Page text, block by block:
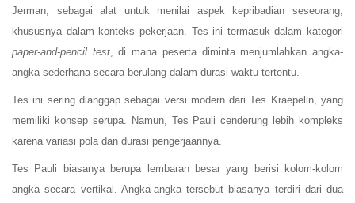
Jerman, sebagai alat untuk menilai aspek kepribadian seseorang,
khususnya dalam konteks pekerjaan. Tes ini termasuk dalam kategori
paper-and-pencil test, di mana peserta diminta menjumlahkan angka-
angka sederhana secara berulang dalam durasi waktu tertentu.
Tes ini sering dianggap sebagai versi modern dari Tes Kraepelin, yang
memiliki konsep serupa. Namun, Tes Pauli cenderung lebih kompleks
karena variasi pola dan durasi pengerjaannya.
Tes Pauli biasanya berupa lembaran besar yang berisi kolom-kolom
angka secara vertikal. Angka-angka tersebut biasanya terdiri dari dua